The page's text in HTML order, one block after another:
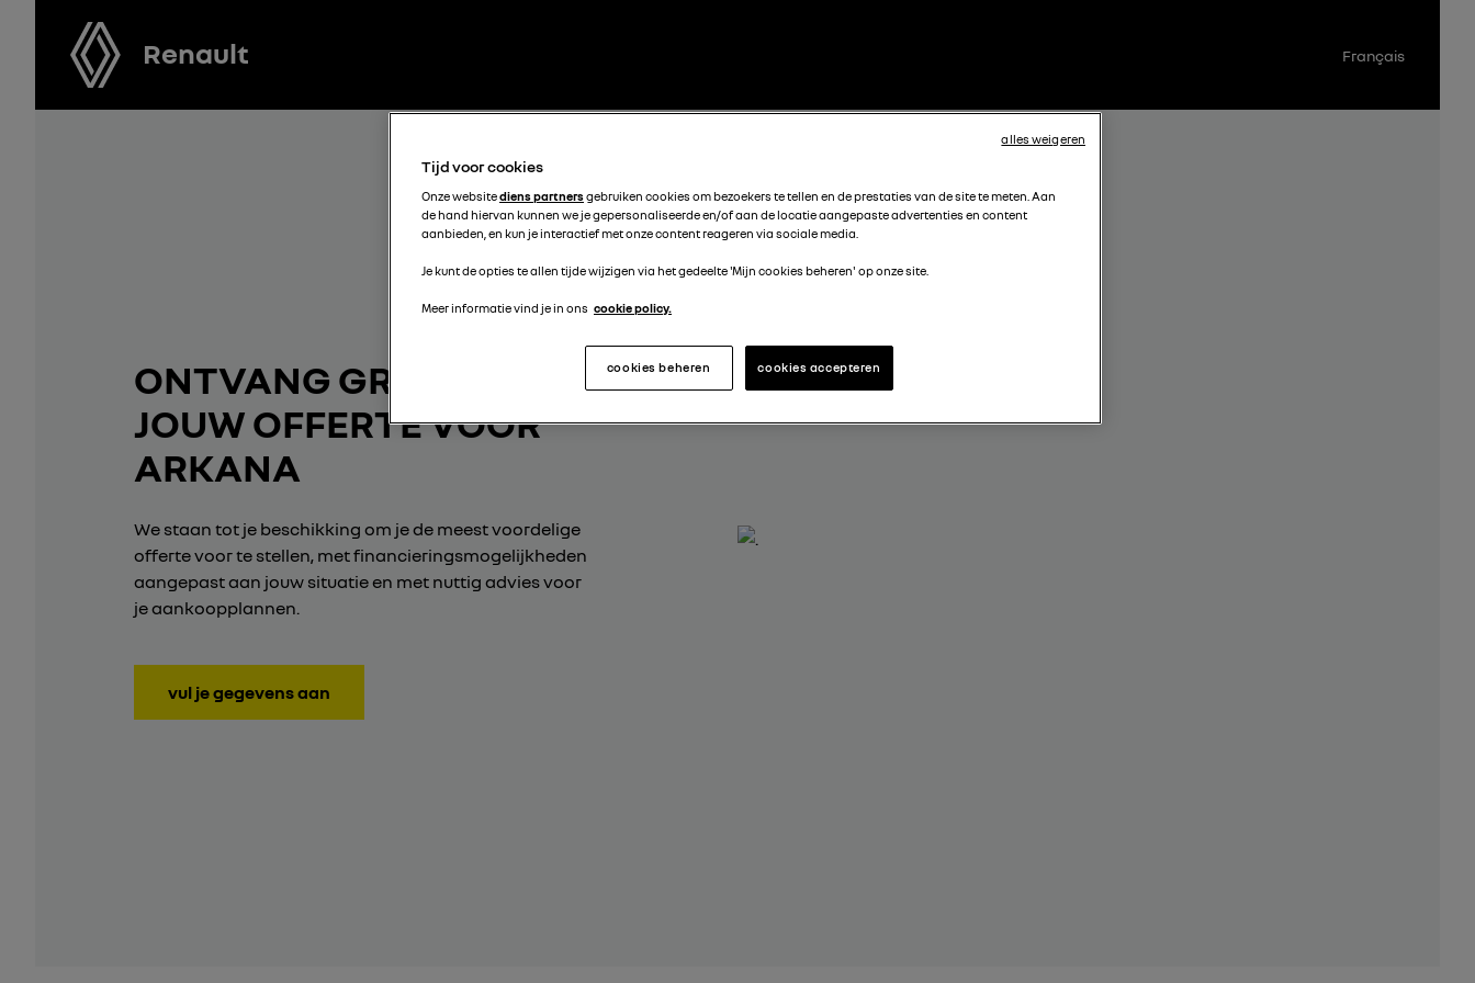
Renault Français
ONTVANG GRATIS
JOUW OFFERTE VOOR
ARKANA
We staan tot je beschikking om je de meest voordelige
offerte voor te stellen, met financieringsmogelijkheden
aangepast aan jouw situatie en met nuttig advies voor
je aankoopplannen.
vul je gegevens aan
Tijd voor cookies
Onze websitediens partnersgebruiken cookies om bezoekers te tellen en de prestaties van de site te meten. Aan
de hand hiervan kunnen we je gepersonaliseerde en/of aan de locatie aangepaste advertenties en content
aanbieden, en kun je interactief met onze content reageren via sociale media.
Je kunt de opties te allen tijde wijzigen via het gedeelte 'Mijn cookies beheren' op onze site.
Meer informatie vind je in ons cookie policy.
cookies accepteren
cookies beheren
alles weigeren